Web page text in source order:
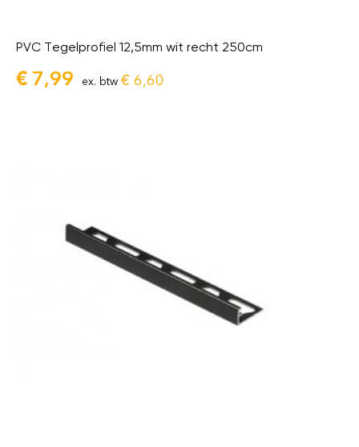
PVC Tegelprofiel 12,5mm wit recht 250cm
€ 7,99 ex. btw € 6,60